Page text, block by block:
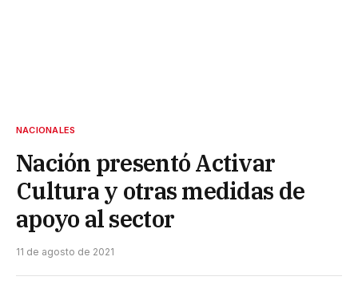
NACIONALES
Nación presentó Activar
Cultura y otras medidas de
apoyo al sector
11 de agosto de 2021